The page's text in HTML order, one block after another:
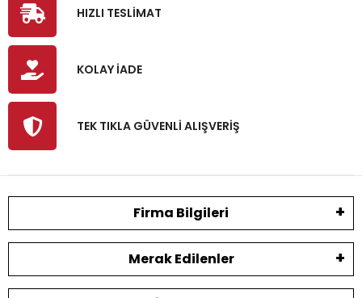
HIZLI TESLİMAT
KOLAY İADE
TEK TIKLA GÜVENLİ ALIŞVERİŞ
Firma Bilgileri
Merak Edilenler